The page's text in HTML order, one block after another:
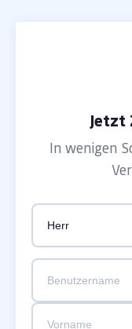
Jetzt
In wenigen